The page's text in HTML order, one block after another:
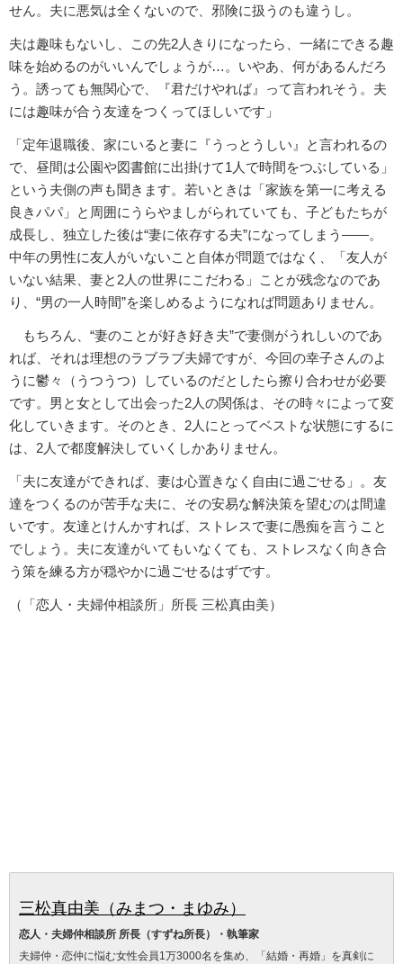
せん。夫に悪気は全くないので、邪険に扱うのも違うし。
夫は趣味もないし、この先2人きりになったら、一緒にできる趣
味を始めるのがいいんでしょうが…。いやあ、何があるんだろ
う。誘っても無関心で、『君だけやれば』って言われそう。夫
には趣味が合う友達をつくってほしいです」
「定年退職後、家にいると妻に『うっとうしい』と言われるの
で、昼間は公園や図書館に出掛けて1人で時間をつぶしている」
という夫側の声も聞きます。若いときは「家族を第一に考える
良きパパ」と周囲にうらやましがられていても、子どもたちが
成長し、独立した後は“妻に依存する夫”になってしまう――。
中年の男性に友人がいないこと自体が問題ではなく、「友人が
いない結果、妻と2人の世界にこだわる」ことが残念なのであ
り、“男の一人時間”を楽しめるようになれば問題ありません。
もちろん、“妻のことが好き好き夫”で妻側がうれしいのであ
れば、それは理想のラブラブ夫婦ですが、今回の幸子さんのよ
うに鬱々（うつうつ）しているのだとしたら擦り合わせが必要
です。男と女として出会った2人の関係は、その時々によって変
化していきます。そのとき、2人にとってベストな状態にするに
は、2人で都度解決していくしかありません。
「夫に友達ができれば、妻は心置きなく自由に過ごせる」。友
達をつくるのが苦手な夫に、その安易な解決策を望むのは間違
いです。友達とけんかすれば、ストレスで妻に愚痴を言うこと
でしょう。夫に友達がいてもいなくても、ストレスなく向き合
う策を練る方が穏やかに過ごせるはずです。
（「恋人・夫婦仲相談所」所長 三松真由美）
三松真由美（みまつ・まゆみ）
恋人・夫婦仲相談所 所長（すずね所長）・執筆家
夫婦仲・恋仲に悩む女性会員1万3000名を集め、「結婚・再婚」を真剣に